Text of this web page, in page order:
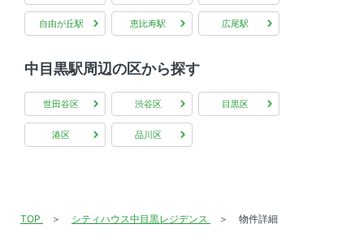
自由が丘駅 恵比寿駅 広尾駅
中目黒駅周辺の区から探す
世田谷区 渋谷区 目黒区
港区 品川区
TOP シティハウス中目黒レジデンス 物件詳細